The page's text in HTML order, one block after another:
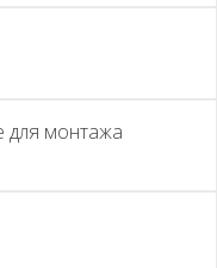
для монтажа